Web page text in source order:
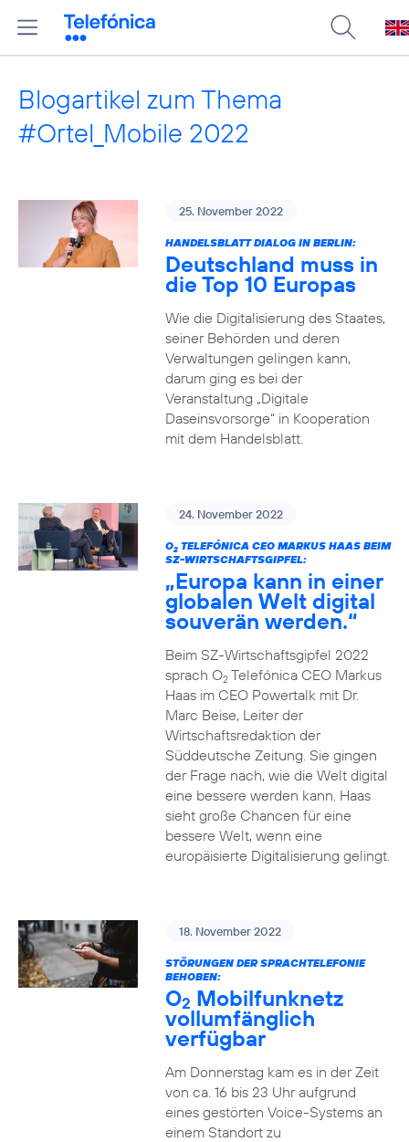
Blogartikel zum Thema
#Ortel_Mobile 2022
25. November 2022
HANDELSBLATT DIALOG IN BERLIN:
Deutschland muss in
die Top 10 Europas
Wie die Digitalisierung des Staates,
seiner Behörden und deren
Verwaltungen gelingen kann,
darum ging es bei der
Veranstaltung „Digitale
Daseinsvorsorge“ in Kooperation
mit dem Handelsblatt.
24. November 2022
O2TELEFÓNICA CEO MARKUS HAAS BEIM
SZ-WIRTSCHAFTSGIPFEL:
„Europa kann in einer
globalen Welt digital
souverän werden.“
Beim SZ-Wirtschaftsgipfel 2022
sprach O2Telefónica CEO Markus
Haas im CEO Powertalk mit Dr.
Marc Beise, Leiter der
Wirtschaftsredaktion der
Süddeutsche Zeitung. Sie gingen
der Frage nach, wie die Welt digital
eine bessere werden kann. Haas
sieht große Chancen für eine
bessere Welt, wenn eine
europäisierte Digitalisierung gelingt.
18. November 2022
STÖRUNGEN DER SPRACHTELEFONIE
BEHOBEN:
O2 Mobilfunknetz
vollumfänglich
verfügbar
Am Donnerstag kam es in der Zeit
von ca. 16 bis 23 Uhr aufgrund
eines gestörten Voice-Systems an
einem Standort zu